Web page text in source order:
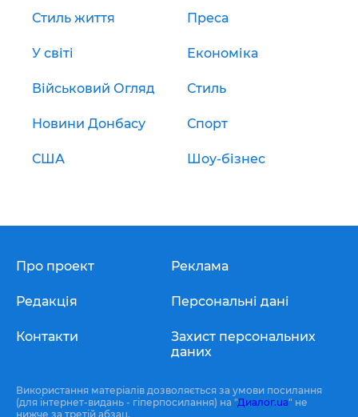
Стиль життя Преса
У світі Економіка
Військовий Огляд Стиль
Новини Донбасу Спорт
США Шоу-бізнес
Про проект
Редакція
Контакти
Реклама
Персональні дані
Захист персональних
даних
Використання матеріалів дозволяється за умови посилання
(для інтернет-видань - гіперпосилання) на "Диалог.ua" не
нижче за третій абзац.